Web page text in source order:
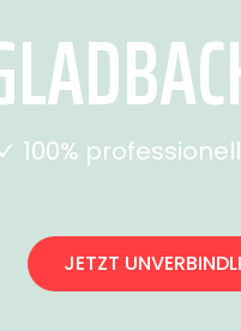
100%
JETZT